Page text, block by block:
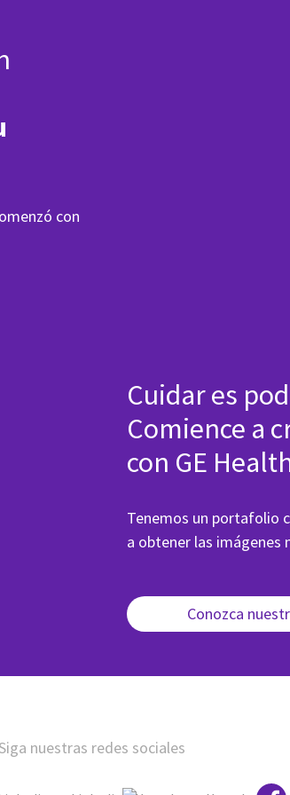
con
Cuidar es
Comience a
con GE
Tenemos un portafolio
a obtener las imágenes
Conozca
nuestras redes sociales